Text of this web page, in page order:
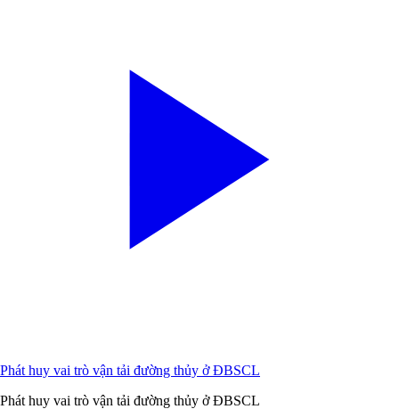
Phát huy vai trò vận tải đường thủy ở ĐBSCL
Phát huy vai trò vận tải đường thủy ở ĐBSCL